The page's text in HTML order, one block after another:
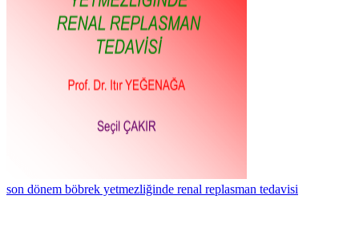
son dönem böbrek yetmezliğinde renal replasman tedavisi